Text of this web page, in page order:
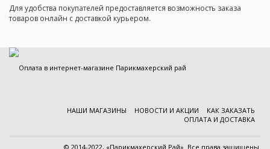
Для удобства покупателей предоставляется возможность заказа
товаров онлайн с доставкой курьером.
НАШИ МАГАЗИНЫ НОВОСТИ И АКЦИИ
КАК ЗАКАЗАТЬ
ОПЛАТА И ДОСТАВКА
© 2014-2022, «Парикмахерский Рай». Все права защищены.